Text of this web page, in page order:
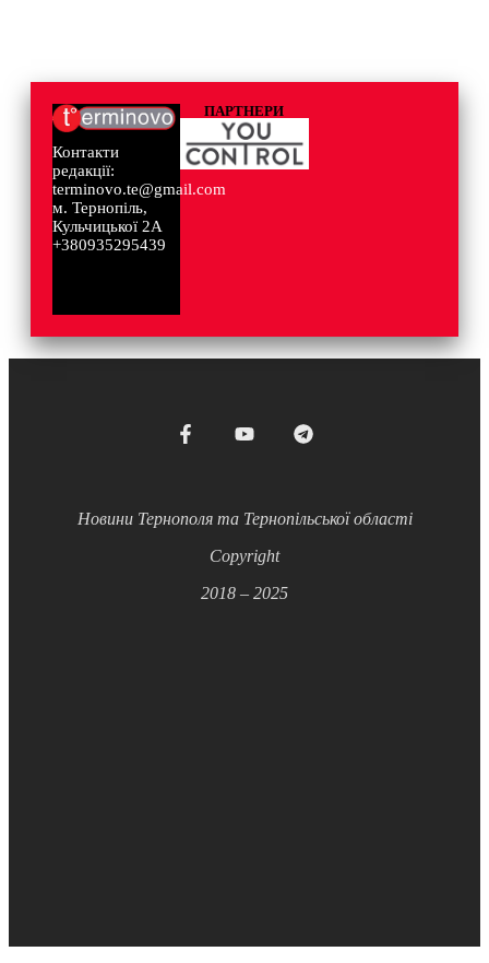
Контакти
редакції:
terminovo.te@gmail.com
м. Тернопіль,
Кульчицької 2А
+380935295439
ПАРТНЕРИ
Новини Тернополя та Тернопільської області
Copyright
2018 – 2025